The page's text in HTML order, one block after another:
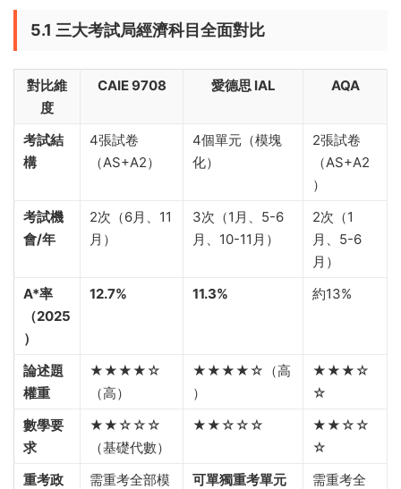
5.1 三大考試局經濟科目全面對比
對比維
度
CAIE 9708 愛德思 IAL AQA
考試結
構
4張試卷
（AS+A2）
4個單元（模塊
化）
2張試卷
（AS+A2
）
考試機
會/年
2次（6月、11
月）
3次（1月、5-6
月、10-11月）
2次（1
月、5-6
月）
A*率
（2025
）
12.7% 11.3% 約13%
論述題
權重
★★★★☆
（高）
★★★★☆（高
）
★★★☆
☆
數學要
求
★★☆☆☆
（基礎代數）
★★☆☆☆
★★☆☆
☆
重考政
需重考全部模
可單獨重考單元
需重考全